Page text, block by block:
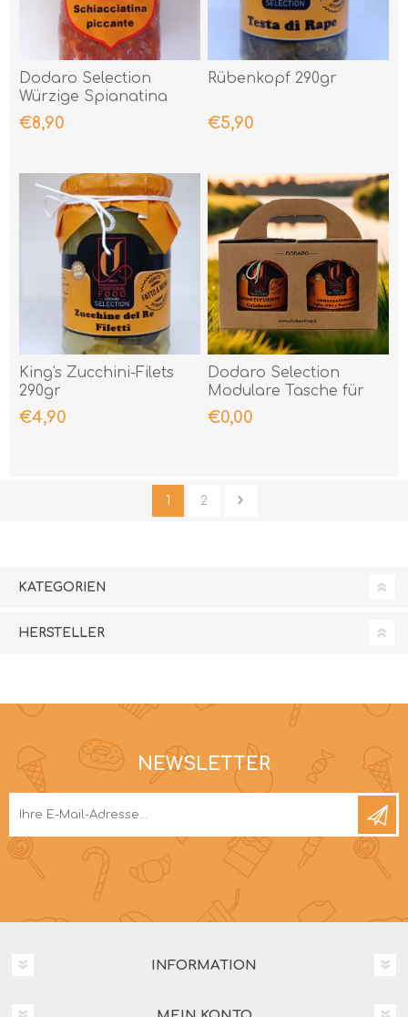
Dodaro Selection
Würzige Spianatina
300gr
€8,90
Rübenkopf 290gr
€5,90
King's Zucchini-Filets
290gr
€4,90
Dodaro Selection
Modulare Tasche für
hohe Gläser
€0,00
1 2
KATEGORIEN
HERSTELLER
NEWSLETTER
INFORMATION